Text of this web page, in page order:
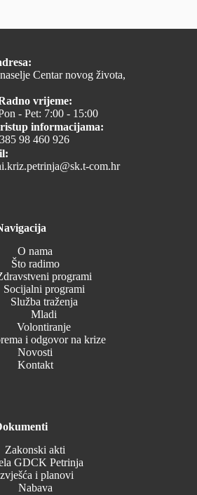
Centar novog života,
vrijeme:
- Pet: 7:00 - 15:00
informacijama:
98 460 926
com.hr
O nama
Što radimo
programi
Socijalni programi
Služba traženja
Mladi
Volontiranje
i odgovor na krize
Novosti
Kontakt
Zakonski akti
GDCK Petrinja
i planovi
Nabava